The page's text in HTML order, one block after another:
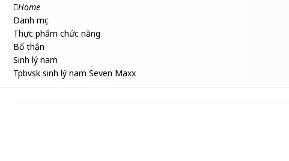
Home
Danh mục
Thực phẩm chức năng
Bổ thận
Sinh lý nam
Tpbvsk sinh lý nam Seven Maxx